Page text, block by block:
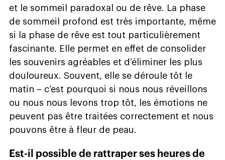
et le sommeil paradoxal ou de rêve. La phase
de sommeil profond est très importante, même
si la phase de rêve est tout particulièrement
fascinante. Elle permet en effet de consolider
les souvenirs agréables et d’éliminer les plus
douloureux. Souvent, elle se déroule tôt le
matin – c’est pourquoi si nous nous réveillons
ou nous nous levons trop tôt, les émotions ne
peuvent pas être traitées correctement et nous
pouvons être à fleur de peau.
Est-il possible de rattraper ses heures de